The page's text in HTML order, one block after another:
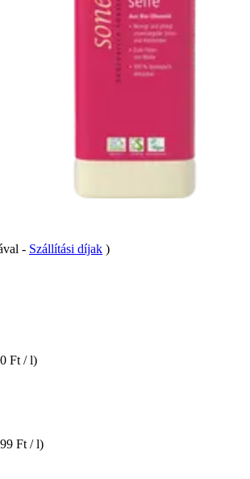
- Szállítási díjak )
Ft / l)
Ft / l)